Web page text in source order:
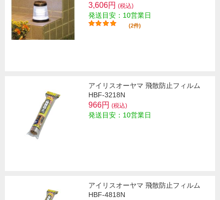
3,606円 (税込)
発送目安：10営業日
(2件)
アイリスオーヤマ 飛散防止フィルム
HBF-3218N
966円 (税込)
発送目安：10営業日
アイリスオーヤマ 飛散防止フィルム
HBF-4818N